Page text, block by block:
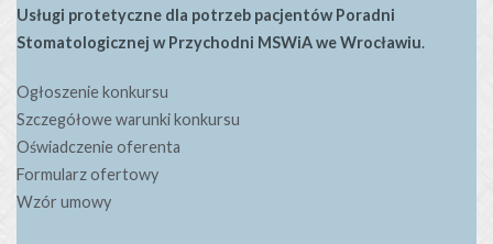
Usługi protetyczne dla potrzeb pacjentów Poradni
Stomatologicznej w Przychodni MSWiA we Wrocławiu.
Ogłoszenie konkursu
Szczegółowe warunki konkursu
Oświadczenie oferenta
Formularz ofertowy
Wzór umowy